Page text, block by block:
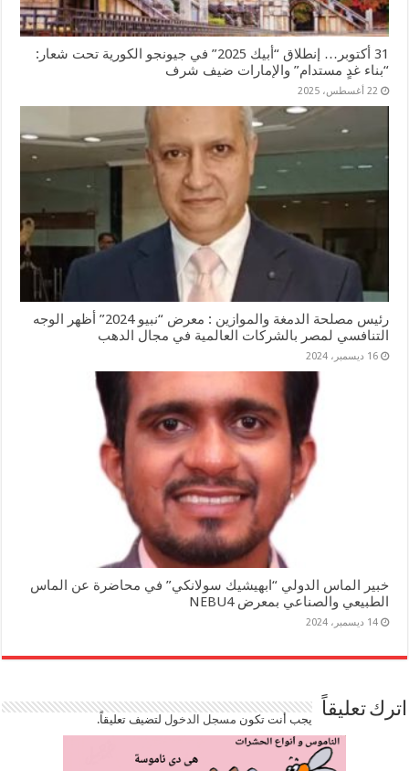
31 أكتوبر… إنطلاق “أبيك 2025” في جيونجو الكورية تحت شعار:
“بناء غدٍ مستدام” والإمارات ضيف شرف
22 أغسطس، 2025
رئيس مصلحة الدمغة والموازين : معرض “نبيو 2024” أظهر الوجه
التنافسي لمصر بالشركات العالمية في مجال الدهب
16 ديسمبر، 2024
خبير الماس الدولي “ابهيشيك سولانكي” في محاضرة عن الماس
الطبيعي والصناعي بمعرض NEBU4
14 ديسمبر، 2024
اترك تعليقاً يجب أنت تكون مسجل الدخوللتضيف تعليقاً.